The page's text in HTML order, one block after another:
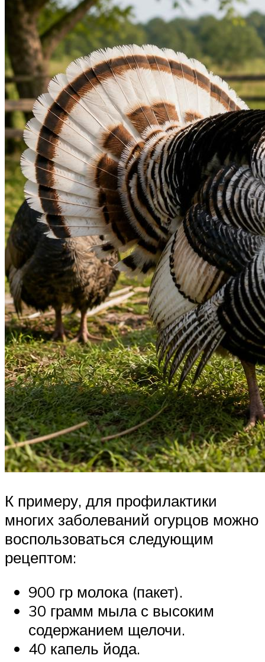
К примеру, для профилактики
многих заболеваний огурцов можно
воспользоваться следующим
рецептом:
900 гр молока (пакет).
30 грамм мыла с высоким
содержанием щелочи.
40 капель йода.